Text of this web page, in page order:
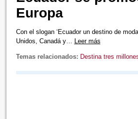
Europa
Con el slogan ‘Ecuador un destino de
Unidos, Canadá y… Leer más
Temas relacionados: Destina tres